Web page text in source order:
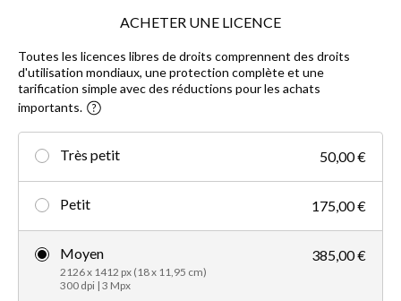
ACHETER UNE LICENCE
Toutes les licences libres de droits comprennent des droits
d'utilisation mondiaux, une protection complète et une
tarification simple avec des réductions pour les achats
importants.
Très petit 50,00 €
Petit 175,00 €
Moyen
2126 x 1412 px (18 x 11,95 cm)
300 dpi | 3 Mpx
385,00 €